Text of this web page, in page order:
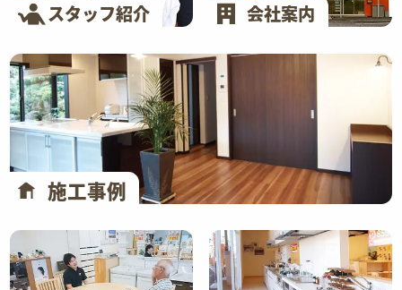
スタッフ紹介 会社案内
施工事例